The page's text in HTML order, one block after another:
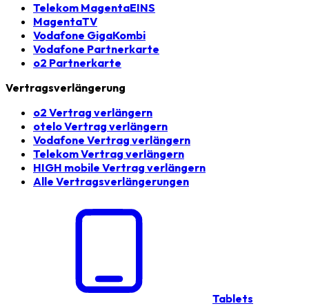
Telekom MagentaEINS
MagentaTV
Vodafone GigaKombi
Vodafone Partnerkarte
o2 Partnerkarte
Vertragsverlängerung
o2 Vertrag verlängern
otelo Vertrag verlängern
Vodafone Vertrag verlängern
Telekom Vertrag verlängern
HIGH mobile Vertrag verlängern
Alle Vertragsverlängerungen
Tablets